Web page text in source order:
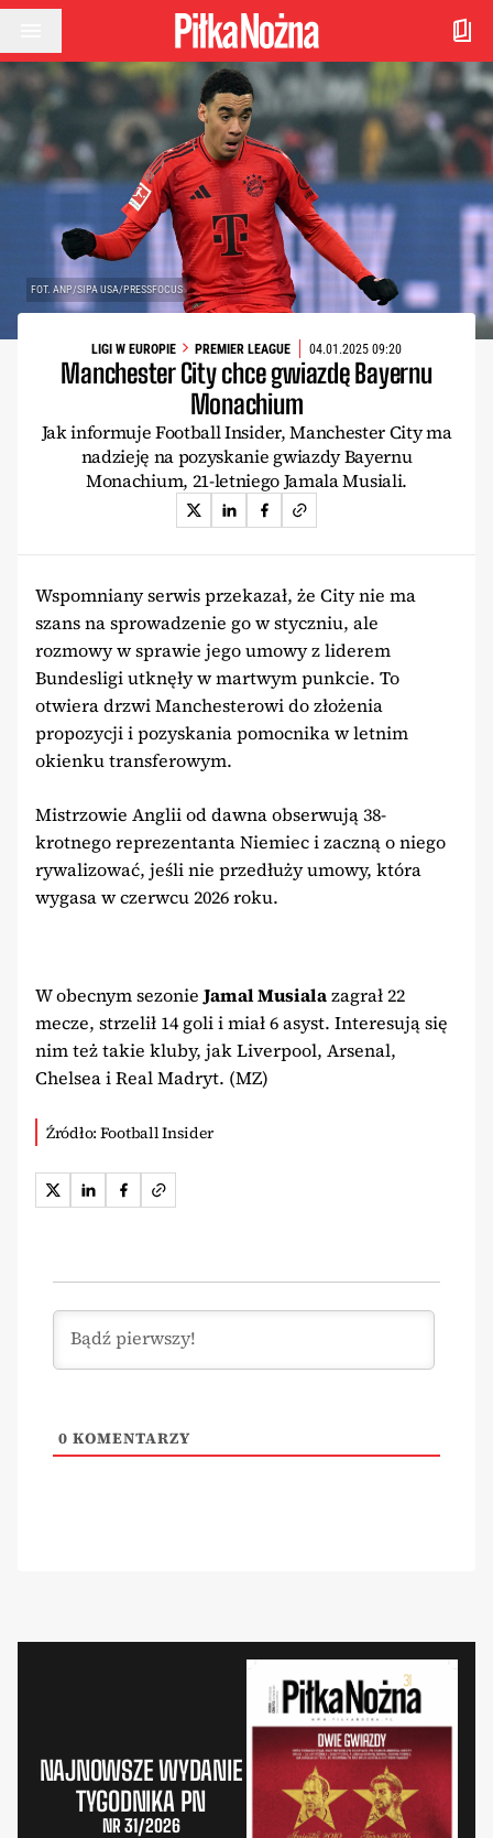
Przejdź do treści
FOT. ANP/SIPA USA/PRESSFOCUS
LIGI W EUROPIE PREMIER LEAGUE 04.01.2025 09:20
Manchester City chce gwiazdę Bayernu
Monachium
Jak informuje Football Insider, Manchester City ma
nadzieję na pozyskanie gwiazdy Bayernu
Monachium, 21-letniego Jamala Musiali.
Wspomniany serwis przekazał, że City nie ma
szans na sprowadzenie go w styczniu, ale
rozmowy w sprawie jego umowy z liderem
Bundesligi utknęły w martwym punkcie. To
otwiera drzwi Manchesterowi do złożenia
propozycji i pozyskania pomocnika w letnim
okienku transferowym.
Mistrzowie Anglii od dawna obserwują 38-
krotnego reprezentanta Niemiec i zaczną o niego
rywalizować, jeśli nie przedłuży umowy, która
wygasa w czerwcu 2026 roku.
W obecnym sezonie Jamal Musialazagrał 22
mecze, strzelił 14 goli i miał 6 asyst. Interesują się
nim też takie kluby, jak Liverpool, Arsenal,
Chelsea i Real Madryt. (MZ)
Źródło: Football Insider
0 KOMENTARZY
NAJNOWSZE WYDANIE
TYGODNIKA PN
NR 31/2026